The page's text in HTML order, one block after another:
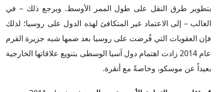
بتطوير طرق النقل على طول الممر الأوسط. ويرجع ذلك – في
الغالب – إلى الاعتماد غير المتكافئ لهذه الدول على روسيا؛ لذلك
فإن العقوبات التي فُرضت على روسيا بعد ضمها شبه جزيرة القرم
عام 2014 زادت اهتمام دول آسيا الوسطى بتنويع علاقاتها الخارجية
بعيداً عن موسكو، وخاصةً مع أنقرة.